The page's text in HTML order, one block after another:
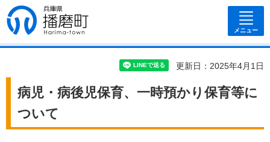
兵庫県 播磨
町
メニュー
更新日：2025年4月1日
病児・病後児保育、一時預かり保育等に
ついて